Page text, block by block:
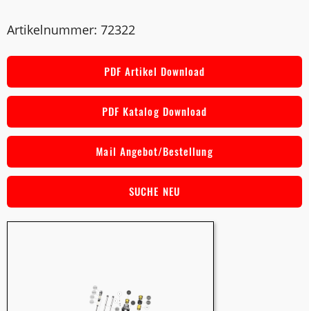
Artikelnummer: 72322
PDF Artikel Download
PDF Katalog Download
Mail Angebot/Bestellung
SUCHE NEU